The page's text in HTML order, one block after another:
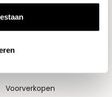
Thema's
Voorverkopen